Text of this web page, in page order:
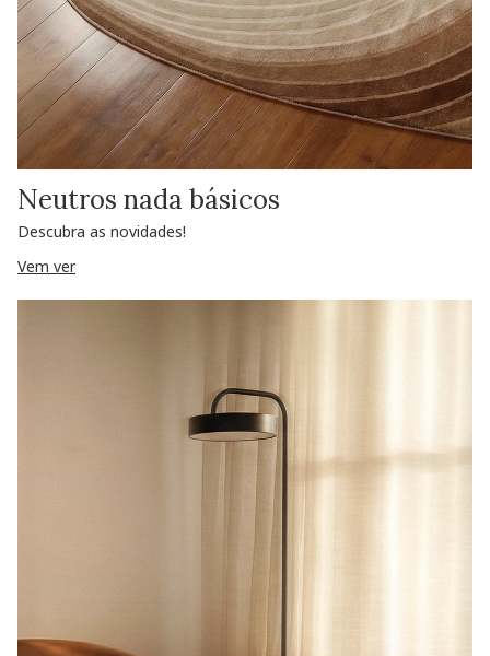
Neutros nada básicos
Descubra as novidades!
Vem ver